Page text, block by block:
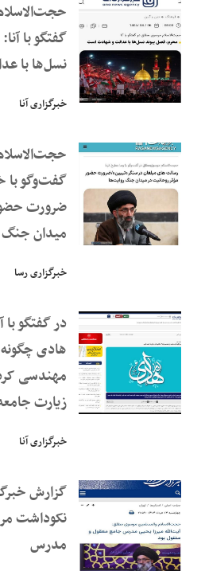
حجت‌الاسلام موسوی مطلق در
گفتگو ‌با آنا: محرم، فصل پیوند
نسل‌ها با عدالت و شهادت است
خبرگزاری آنا
حجت‌الاسلام موسوی‌مطلق در
گفت‌وگو با خبرگزاری رسا:
ضرورت حضور مؤثر روحانیت در
میدان جنگ روایت‌ها
در گفتگو با آنا مطرح شد امام
هادی چگونه آینده شیعه را
مهندسی کرد؟/ نگاهی تازه به
زیارت جامعه کبیره
گزارش خبرگزاری حوزه از آیین
نکوداشت مرحوم میرزا یحیی
مدرس